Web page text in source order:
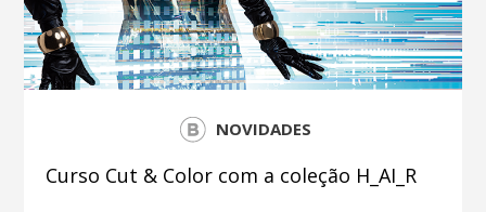
NOVIDADES
Curso Cut & Color com a coleção H_AI_R